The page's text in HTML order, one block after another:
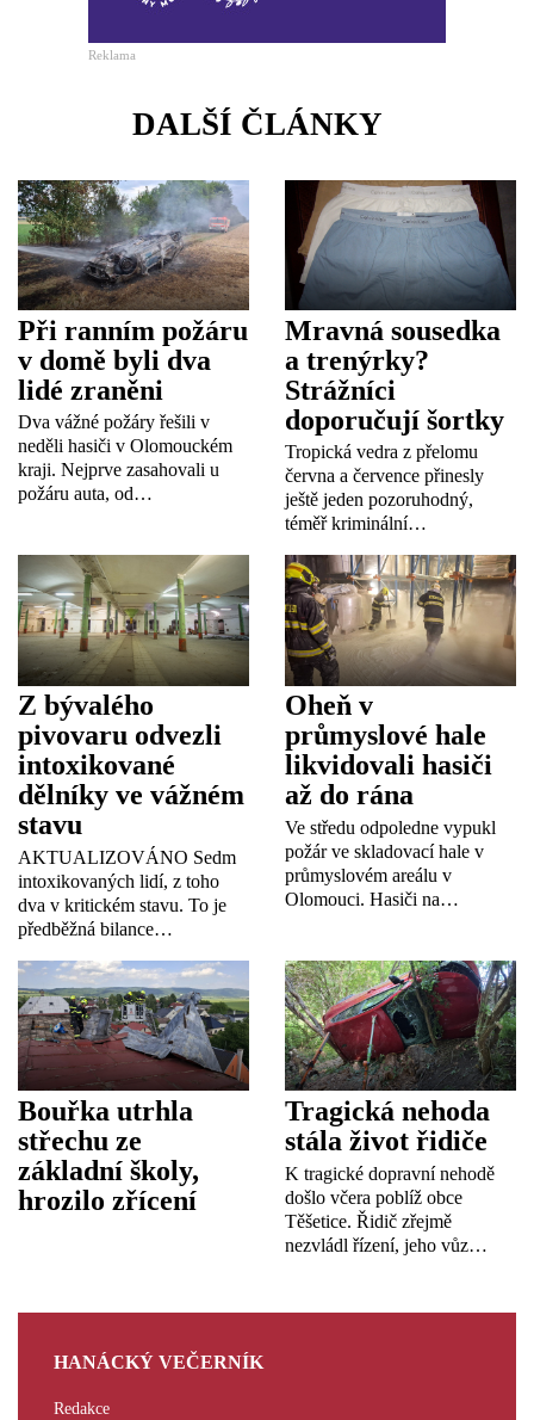
Reklama
DALŠÍ ČLÁNKY
Při ranním požáru
v domě byli dva
lidé zraněni
Dva vážné požáry řešili v
neděli hasiči v Olomouckém
kraji. Nejprve zasahovali u
požáru auta, od…
Mravná sousedka
a trenýrky?
Strážníci
doporučují šortky
Tropická vedra z přelomu
června a července přinesly
ještě jeden pozoruhodný,
téměř kriminální…
Z bývalého
pivovaru odvezli
intoxikované
dělníky ve vážném
stavu
AKTUALIZOVÁNO Sedm
intoxikovaných lidí, z toho
dva v kritickém stavu. To je
předběžná bilance…
Oheň v
průmyslové hale
likvidovali hasiči
až do rána
Ve středu odpoledne vypukl
požár ve skladovací hale v
průmyslovém areálu v
Olomouci. Hasiči na…
Bouřka utrhla
střechu ze
základní školy,
hrozilo zřícení
Tragická nehoda
stála život řidiče
K tragické dopravní nehodě
došlo včera poblíž obce
Těšetice. Řidič zřejmě
nezvládl řízení, jeho vůz…
HANÁCKÝ VEČERNÍK
Redakce